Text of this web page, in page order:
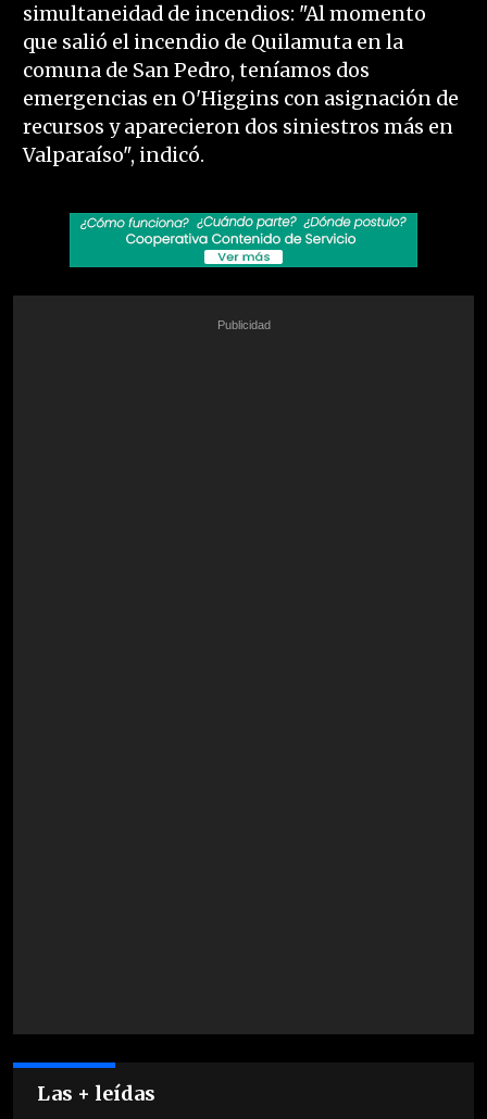
simultaneidad de incendios: "Al momento
que salió el incendio de Quilamuta en la
comuna de San Pedro, teníamos dos
emergencias en O'Higgins con asignación de
recursos y aparecieron dos siniestros más en
Valparaíso", indicó.
Las + leídas